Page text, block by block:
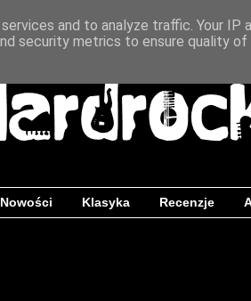
Nowości Klasyka Recenzje
and to analyze traffic. Your IP
security metrics to ensure quality of